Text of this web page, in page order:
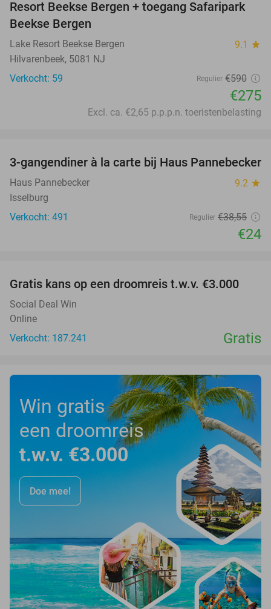
Resort Beekse Bergen + toegang Safaripark
Beekse Bergen
Lake Resort Beekse Bergen 9.1 star
Hilvarenbeek, 5081 NJ
Verkocht: 59
Regulier €590
€275
Excl. ca. €2,65 p.p.p.n. toeristenbelasting
38%
3-gangendiner à la carte bij Haus Pannebecker
Haus Pannebecker 9.2 star
Isselburg
Verkocht: 491
Regulier €38,55
€24
Gratis kans op een droomreis t.w.v. €3.000
Social Deal Win
Online
Verkocht: 187.241
Gratis
Win gratis
een droomreis
t.w.v. €3.000
Doe mee!